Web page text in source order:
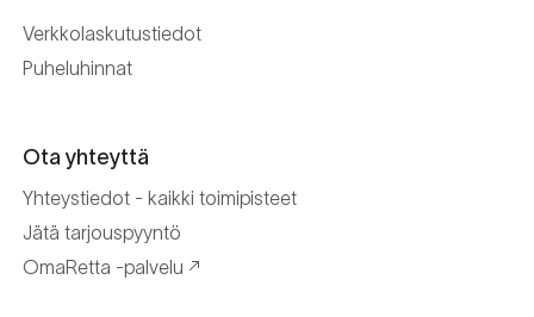
Verkkolaskutustiedot
Puheluhinnat
Ota yhteyttä
Yhteystiedot - kaikki toimipisteet
Jätä tarjouspyyntö
OmaRetta -palvelu